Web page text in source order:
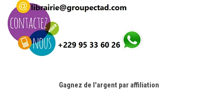
Gagnez de l'argent par affiliation